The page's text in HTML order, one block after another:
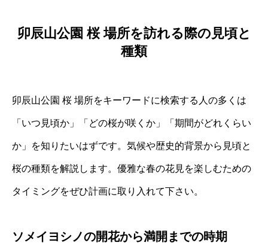
卯辰山公園 桜 場所を訪れる際の見頃と
種類
卯辰山公園 桜 場所をキーワードに検索する人の多くは
「いつ見頃か」「どの桜が咲くか」「期間がどれくらい
か」を知りたいはずです。気候や歴史的背景から見頃と
桜の種類を解説します。優雅な春の花見を楽しむための
タイミングをぜひ計画に取り入れて下さい。
ソメイヨシノの開花から満開までの時期